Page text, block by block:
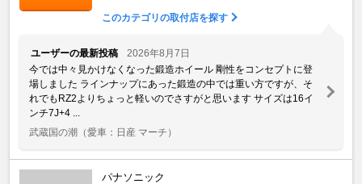
このカテゴリの取付店を探す
ユーザーの最新投稿
2026年8月7日
今では中々見かけなくなった鍛造ホイール 剛性をコンセプトに登
場しました ラインナップにあった鍛造の中では重い方ですが、そ
れでもRZ2よりちょっと軽いのでさすがと思います サイズは16イ
ンチ7J+4 ...
武蔵国の潮 （愛車：日産 マーチ）
パナソニック